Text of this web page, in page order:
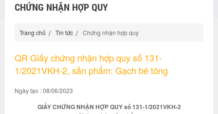
CHỨNG NHẬN HỢP QUY
Trang chủ Tin tức Chứng nhận hợp quy
QR Giấy chứng nhận hợp quy số 131-
1/2021VKH-2, sản phẩm: Gạch bê tông
Ngày tạo : 08/06/2023
GIẤY CHỨNG NHẬN HỢP QUY số 131-1/2021VKH-2